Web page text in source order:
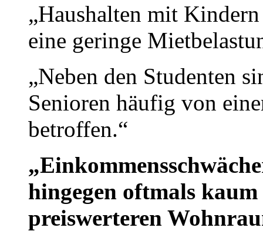
„Haushalten mit
eine geringe
„Neben den Studenten
Senioren häufig von
betroffen.“
hingegen oftmals
preiswerteren